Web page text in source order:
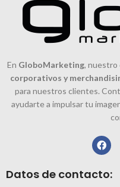
En GloboMarketing, nuestro
corporativos y
para nuestros clientes.
ayudarte a impulsar tu
Datos de contacto: